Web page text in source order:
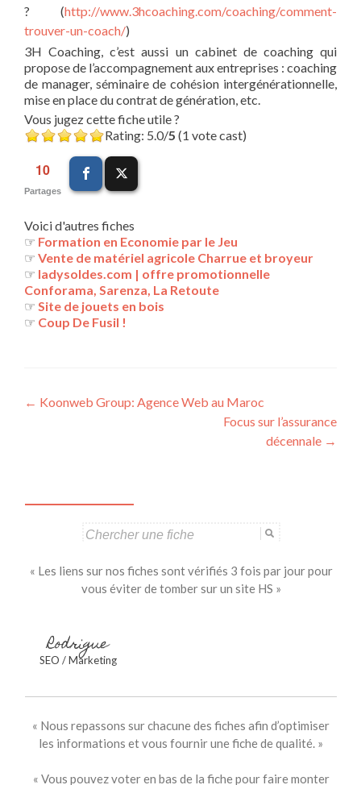
? (http://www.3hcoaching.com/coaching/comment-
trouver-un-coach/)
3H Coaching, c’est aussi un cabinet de coaching qui
propose de l’accompagnement aux entreprises : coaching
de manager, séminaire de cohésion intergénérationnelle,
mise en place du contrat de génération, etc.
Vous jugez cette fiche utile ?
Rating: 5.0/5 (1 vote cast)
10
Partages
Voici d'autres fiches
☞ Formation en Economie par le Jeu
☞ Vente de matériel agricole Charrue et broyeur
☞ ladysoldes.com | offre promotionnelle
Conforama, Sarenza, La Retoute
☞ Site de jouets en bois
☞ Coup De Fusil !
Navigation
← Koonweb Group: Agence Web au Maroc
Focus sur l’assurance
décennale →
« Les liens sur nos fiches sont vérifiés 3 fois par jour pour
vous éviter de tomber sur un site HS »
Rodrigue
SEO / Marketing
« Nous repassons sur chacune des fiches afin d’optimiser
les informations et vous fournir une fiche de qualité. »
« Vous pouvez voter en bas de la fiche pour faire monter